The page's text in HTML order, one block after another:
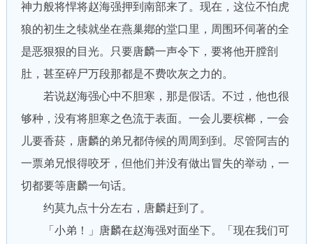
神力般将悍将赵海强押到南部来了。现在，这位不怕虎
狼的初生之犊就坐在燕巢鄕的堂口里，周围环伺著的全
是恶狠狠的目光。只要唐麟一声令下，要将他开膛剖
肚，甚至碎尸万段那都是不费吹灰之力的。
若说赵海强心中不胆寒，那是假话。不过，他也很
够种，没有将胆寒之色流于表面。一会儿要槟榔，一会
儿要香菸，唐麟的弟兄都侍候的周周到到。尽管阿吉的
一票弟兄恨得咬牙，但他们并没有做出冒失的举动，一
切都要等唐麟一句话。
约莫九点十分左右，唐麟赶到了。
「小弟！」唐麟在赵海强对面坐下。「现在我们可